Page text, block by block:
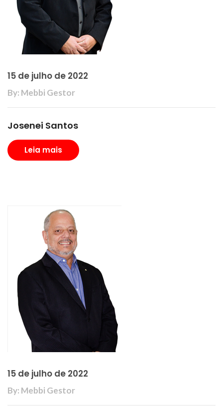
15 de julho de 2022
By: Mebbi Gestor
Josenei Santos
Leia mais
15 de julho de 2022
By: Mebbi Gestor